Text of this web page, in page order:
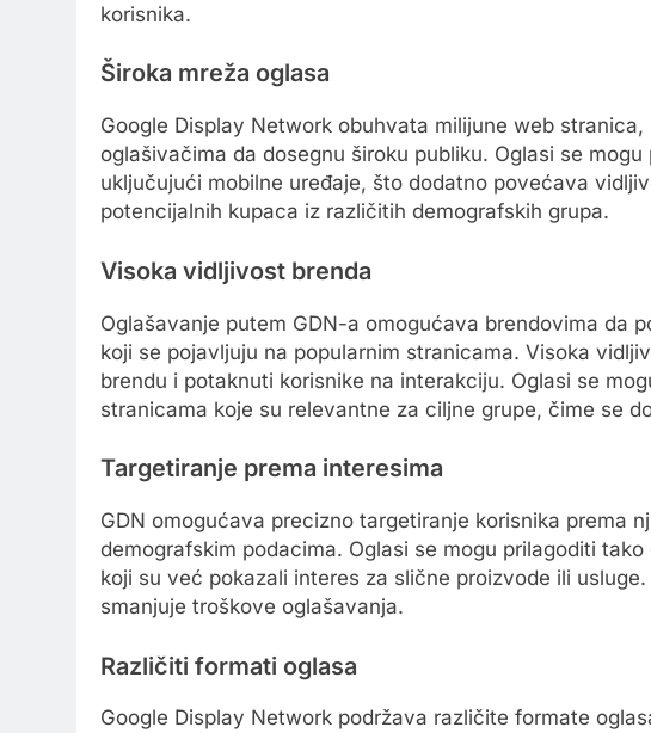
korisnika.
Široka mreža oglasa
Google Display Network obuhvata milijune web
oglašivačima da dosegnu široku publiku. Oglasi se
uključujući mobilne uređaje, što dodatno povećava
potencijalnih kupaca iz različitih demografskih grupa.
Visoka vidljivost brenda
Oglašavanje putem GDN-a omogućava brendovima da
koji se pojavljuju na popularnim stranicama. Visoka
brendu i potaknuti korisnike na interakciju. Oglasi se
stranicama koje su relevantne za ciljne grupe, čime se
Targetiranje prema interesima
GDN omogućava precizno targetiranje korisnika prema
demografskim podacima. Oglasi se mogu prilagoditi
koji su već pokazali interes za slične proizvode ili
smanjuje troškove oglašavanja.
Različiti formati oglasa
Google Display Network podržava različite formate